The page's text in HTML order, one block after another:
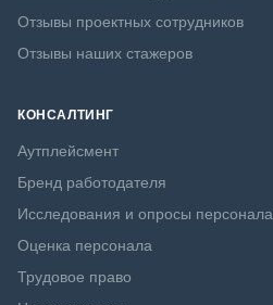
Отзывы проектных сотрудников
Отзывы наших стажеров
КОНСАЛТИНГ
Аутплейсмент
Бренд работодателя
Исследования и опросы персонала
Оценка персонала
Трудовое право